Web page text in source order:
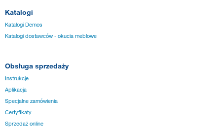
Katalogi
Katalogi Demos
Katalogi dostawców - okucia meblowe
Obsługa sprzedaży
Instrukcje
Aplikacja
Specjalne zamówienia
Certyfikaty
Sprzedaż online